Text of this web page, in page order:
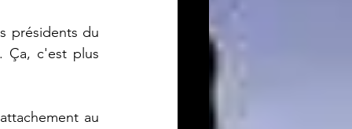
présidents du
Ça, c'est plus
au